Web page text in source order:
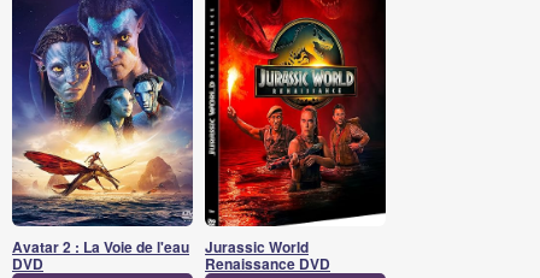
Avatar 2 : La Voie de l'eau
DVD
Jurassic World
Renaissance DVD